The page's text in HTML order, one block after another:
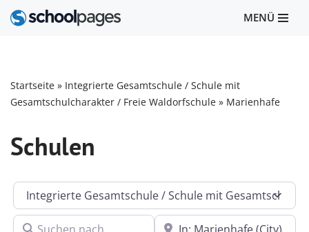
MENÜ
Startseite » Integrierte Gesamtschule / Schule mit
Gesamtschulcharakter / Freie Waldorfschule » Marienhafe
Schulen
Kategorie
Suchen nach In der Nähe